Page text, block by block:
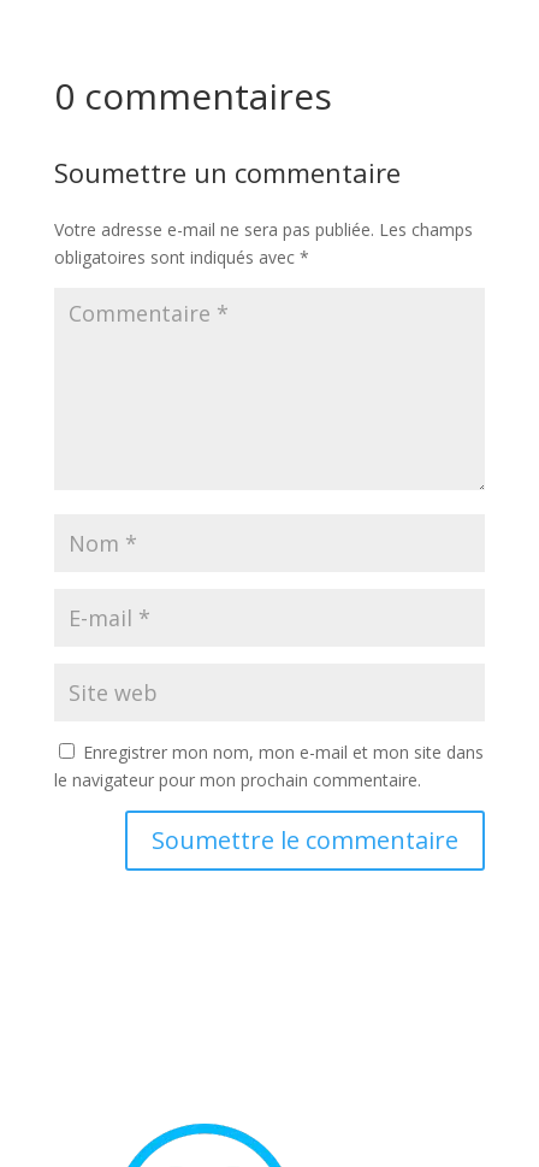
0 commentaires
Soumettre un commentaire
Votre adresse e-mail ne sera pas publiée. Les champs
obligatoires sont indiqués avec *
Enregistrer mon nom, mon e-mail et mon site dans
le navigateur pour mon prochain commentaire.
Soumettre le commentaire